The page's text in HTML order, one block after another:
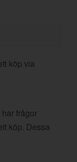
köp via
frågor
köp. Dessa